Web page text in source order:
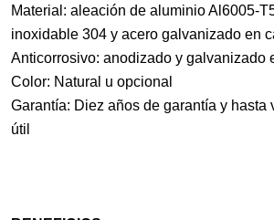
Material: aleación de aluminio Al6005-
inoxidable 304 y acero galvanizado en
Anticorrosivo: anodizado y galvanizado
Color: Natural u opcional
Garantía: Diez años de garantía y hasta
útil